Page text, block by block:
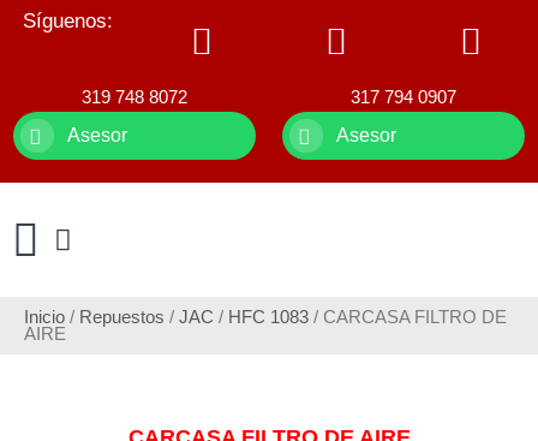
Síguenos:
319 748 8072
Asesor
317 794 0907
Asesor
Inicio / Repuestos / JAC / HFC 1083 / CARCASA FILTRO DE
AIRE